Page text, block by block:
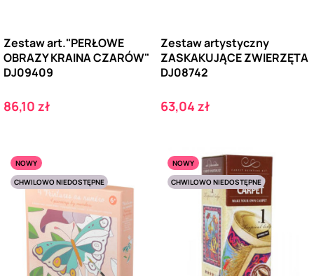
Zestaw art."PERŁOWE
OBRAZY KRAINA CZARÓW"
DJ09409
Cena
86,10 zł
Zestaw artystyczny
ZASKAKUJĄCE ZWIERZĘTA
DJ08742
Cena
63,04 zł
NOWY
CHWILOWO NIEDOSTĘPNE
NOWY
CHWILOWO NIEDOSTĘPNE